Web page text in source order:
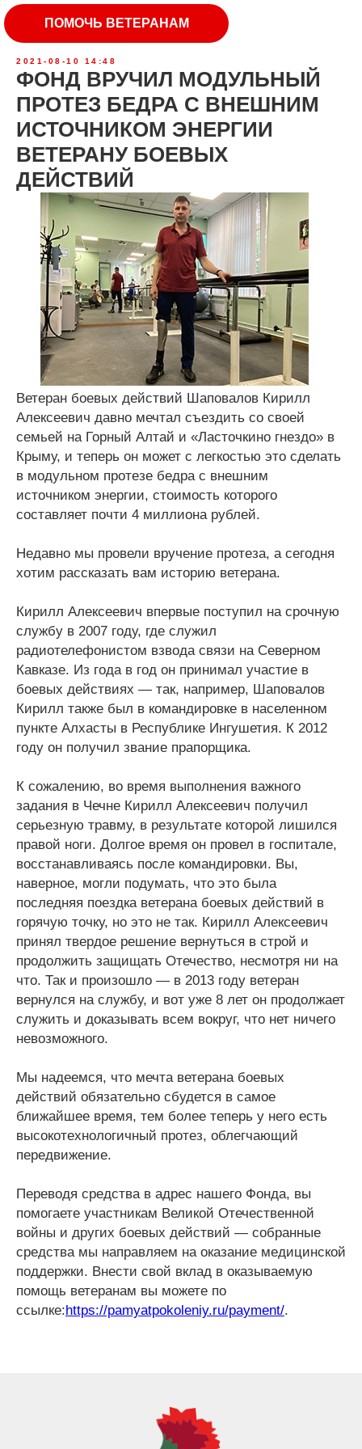
ПОМОЧЬ ВЕТЕРАНАМ
2021-08-10 14:48
ФОНД ВРУЧИЛ МОДУЛЬНЫЙ
ПРОТЕЗ БЕДРА С ВНЕШНИМ
ИСТОЧНИКОМ ЭНЕРГИИ
ВЕТЕРАНУ БОЕВЫХ
ДЕЙСТВИЙ
Ветеран боевых действий Шаповалов Кирилл
Алексеевич давно мечтал съездить со своей
семьей на Горный Алтай и «Ласточкино гнездо» в
Крыму, и теперь он может с легкостью это сделать
в модульном протезе бедра с внешним
источником энергии, стоимость которого
составляет почти 4 миллиона рублей.
Недавно мы провели вручение протеза, а сегодня
хотим рассказать вам историю ветерана.
Кирилл Алексеевич впервые поступил на срочную
службу в 2007 году, где служил
радиотелефонистом взвода связи на Северном
Кавказе. Из года в год он принимал участие в
боевых действиях — так, например, Шаповалов
Кирилл также был в командировке в населенном
пункте Алхасты в Республике Ингушетия. К 2012
году он получил звание прапорщика.
К сожалению, во время выполнения важного
задания в Чечне Кирилл Алексеевич получил
серьезную травму, в результате которой лишился
правой ноги. Долгое время он провел в госпитале,
восстанавливаясь после командировки. Вы,
наверное, могли подумать, что это была
последняя поездка ветерана боевых действий в
горячую точку, но это не так. Кирилл Алексеевич
принял твердое решение вернуться в строй и
продолжить защищать Отечество, несмотря ни на
что. Так и произошло — в 2013 году ветеран
вернулся на службу, и вот уже 8 лет он продолжает
служить и доказывать всем вокруг, что нет ничего
невозможного.
Мы надеемся, что мечта ветерана боевых
действий обязательно сбудется в самое
ближайшее время, тем более теперь у него есть
высокотехнологичный протез, облегчающий
передвижение.
Переводя средства в адрес нашего Фонда, вы
помогаете участникам Великой Отечественной
войны и других боевых действий — собранные
средства мы направляем на оказание медицинской
поддержки. Внести свой вклад в оказываемую
помощь ветеранам вы можете по
ссылке:https://pamyatpokoleniy.ru/payment/.